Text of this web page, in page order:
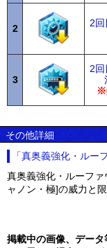
2
2
3
2
※
その他詳細
「真奥義強化・ルー
真奥義強化・ルーフ
ャノン・極]の威力と
掲載中の画像、デー